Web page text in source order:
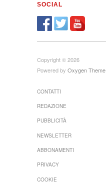
SOCIAL
Copyright © 2026
Powered by Oxygen Theme
CONTATTI
REDAZIONE
PUBBLICITÀ
NEWSLETTER
ABBONAMENTI
PRIVACY
COOKIE